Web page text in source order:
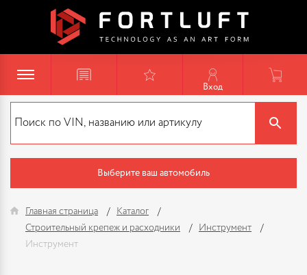
Вход
Выберите ваш автомобиль
Главная страница
Каталог
Строительный крепеж и расходники
Инструмент
Инструмент